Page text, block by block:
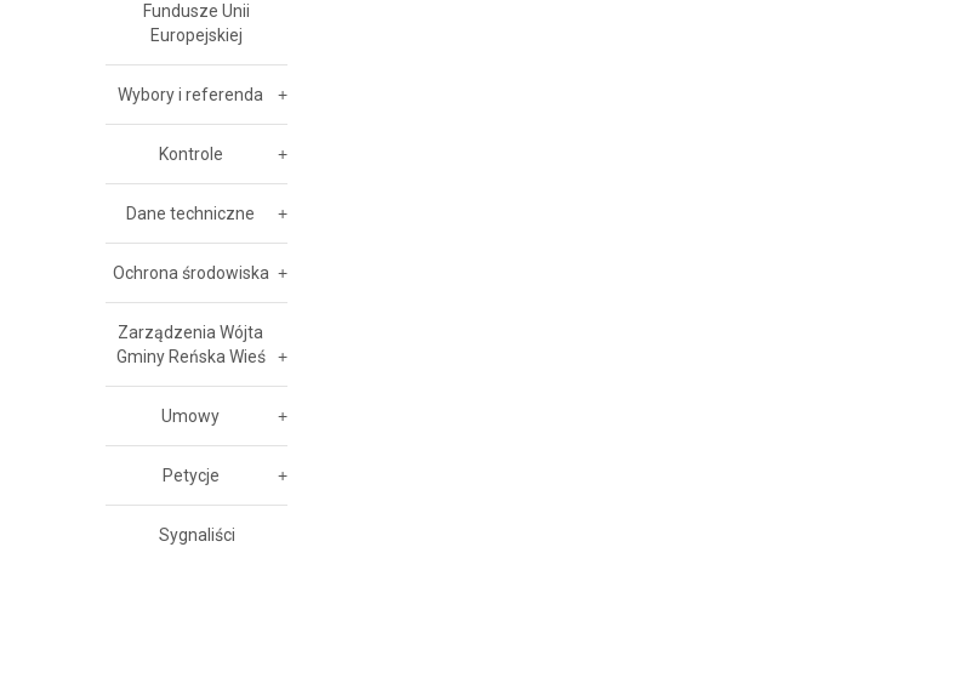
Fundusze Unii
Europejskiej
Wybory i referenda
Kontrole
Dane techniczne
Ochrona środowiska
Zarządzenia Wójta
Gminy Reńska Wieś
Umowy
Petycje
Sygnaliści